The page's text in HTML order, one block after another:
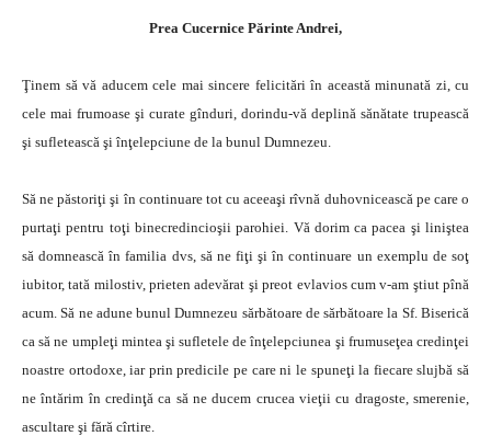
Prea Cucernice Părinte Andrei,
Ţinem să vă aducem cele mai sincere felicitări în această minunată zi, cu
cele mai frumoase şi curate gînduri, dorindu-vă deplină sănătate trupească
şi sufletească şi înţelepciune de la bunul Dumnezeu.
Să ne păstoriţi şi în continuare tot cu aceeaşi rîvnă duhovnicească pe care o
purtaţi pentru toţi binecredincioşii parohiei. Vă dorim ca pacea şi liniştea
să domnească în familia dvs, să ne fiţi şi în continuare un exemplu de soţ
iubitor, tată milostiv, prieten adevărat şi preot evlavios cum v-am ştiut pînă
acum. Să ne adune bunul Dumnezeu sărbătoare de sărbătoare la Sf. Biserică
ca să ne umpleţi mintea şi sufletele de înţelepciunea şi frumuseţea credinţei
noastre ortodoxe, iar prin predicile pe care ni le spuneţi la fiecare slujbă să
ne întărim în credinţă ca să ne ducem crucea vieţii cu dragoste, smerenie,
ascultare şi fără cîrtire.